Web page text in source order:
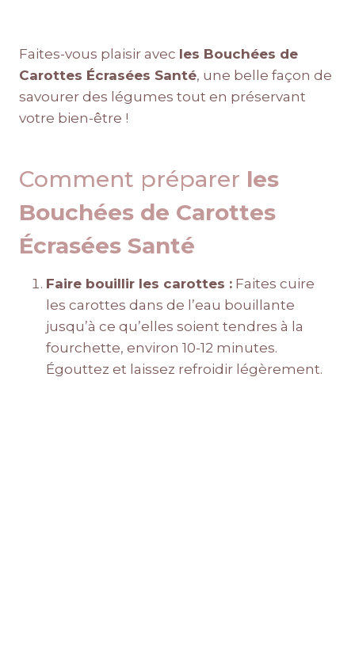
Faites-vous plaisir avec les Bouchées de
Carottes Écrasées Santé, une belle façon de
savourer des légumes tout en préservant
votre bien-être !
Comment préparer les
Bouchées de Carottes
Écrasées Santé
Faire bouillir les carottes : Faites cuire
les carottes dans de l’eau bouillante
jusqu’à ce qu’elles soient tendres à la
fourchette, environ 10-12 minutes.
Égouttez et laissez refroidir légèrement.